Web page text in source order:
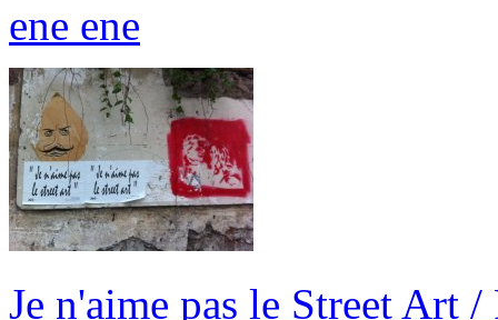
ene ene
Je n'aime pas le Street Art